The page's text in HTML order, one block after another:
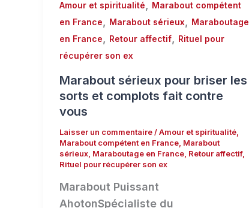
Amour et spiritualité, Marabout compétent
en France, Marabout sérieux, Maraboutage
en France, Retour affectif, Rituel pour
récupérer son ex
Marabout sérieux pour briser les
sorts et complots fait contre
vous
Laisser un commentaire /Amour et spiritualité
Marabout compétent en France Marabout
sérieux Maraboutage en France Retour affectif,
Rituel pour récupérer son ex
Marabout Puissant
AhotonSpécialiste du